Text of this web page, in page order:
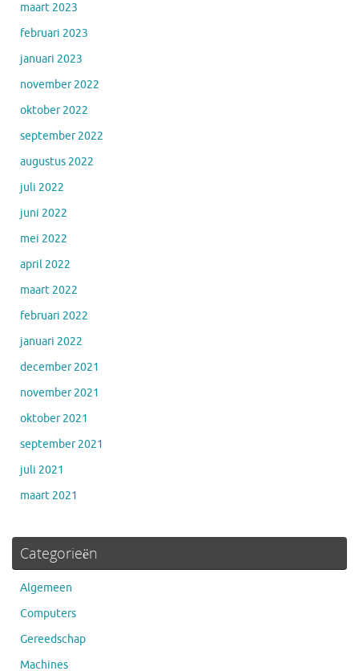
maart 2023
februari 2023
januari 2023
november 2022
oktober 2022
september 2022
augustus 2022
juli 2022
juni 2022
mei 2022
april 2022
maart 2022
februari 2022
januari 2022
december 2021
november 2021
oktober 2021
september 2021
juli 2021
maart 2021
Categorieën
Algemeen
Computers
Gereedschap
Machines